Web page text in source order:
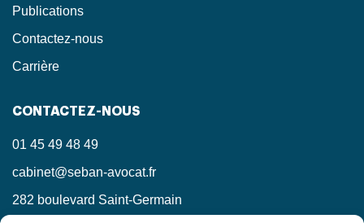
Publications
Contactez-nous
Carrière
CONTACTEZ-NOUS
01 45 49 48 49
cabinet@seban-avocat.fr
282 boulevard Saint-Germain